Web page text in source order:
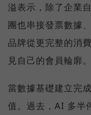
溢表示，除了企業
團也串接發票數據
品牌從更完整的消
見自己的會員輪廓。
當數據基礎建立完
值。過去，AI 多半